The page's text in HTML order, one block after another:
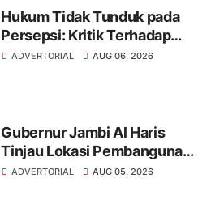
Hukum Tidak Tunduk pada
Persepsi: Kritik Terhadap
Monopoli Kebenaran oleh
ADVERTORIAL AUG 06, 2026
Gubernur Jambi Al Haris
Tinjau Lokasi Pembangunan
Sekolah Rakyat dan Lokasi
ADVERTORIAL AUG 05, 2026